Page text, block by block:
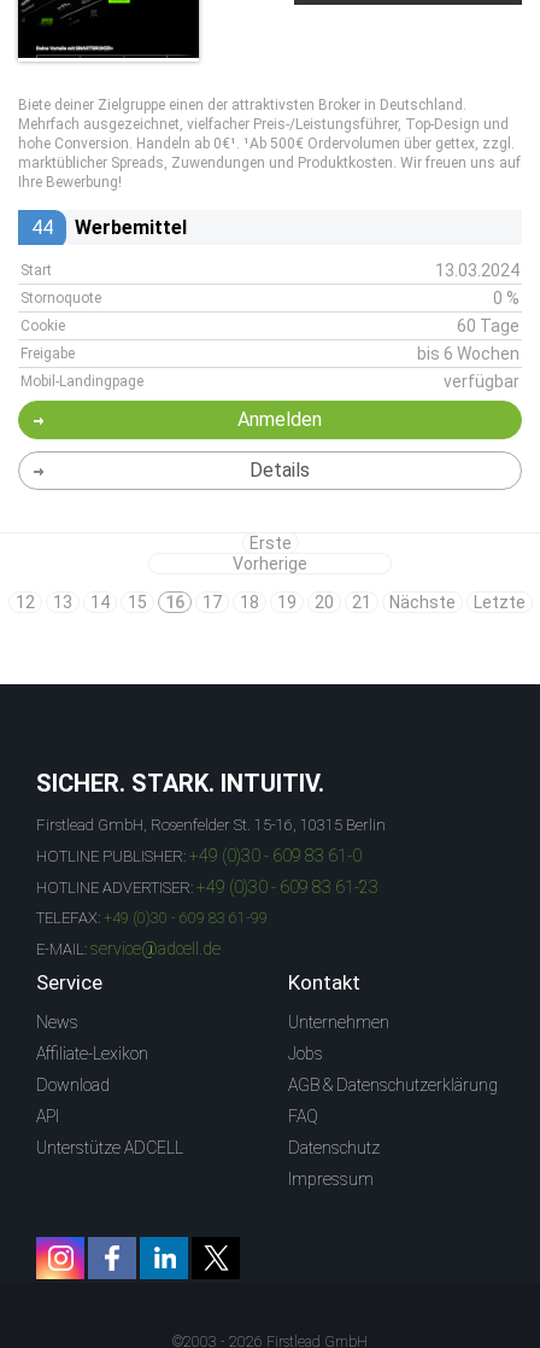
Biete deiner Zielgruppe einen der attraktivsten Broker in Deutschland.
Mehrfach ausgezeichnet, vielfacher Preis-/Leistungsführer, Top-Design und
hohe Conversion. Handeln ab 0€¹. ¹Ab 500€ Ordervolumen über gettex, zzgl.
marktüblicher Spreads, Zuwendungen und Produktkosten. Wir freuen uns auf
Ihre Bewerbung!
44 Werbemittel
Start 13.03.2024
Stornoquote 0 %
Cookie 60 Tage
Freigabe bis 6 Wochen
Mobil-Landingpage verfügbar
Anmelden
Details
Erste
Vorherige
12
13 14 15 16 17 18 19 20 21 Nächste Letzte
SICHER. STARK. INTUITIV.
Firstlead GmbH, Rosenfelder St. 15-16, 10315 Berlin
HOTLINE PUBLISHER: +49 (0)30 - 609 83 61-0
HOTLINE ADVERTISER: +49 (0)30 - 609 83 61-23
TELEFAX: +49 (0)30 - 609 83 61-99
E-MAIL: service@adcell.de
Service
News
Affiliate-Lexikon
Download
API
Unterstütze ADCELL
Kontakt
Unternehmen
Jobs
AGB & Datenschutzerklärung
FAQ
Datenschutz
Impressum
©2003 - 2026 Firstlead GmbH